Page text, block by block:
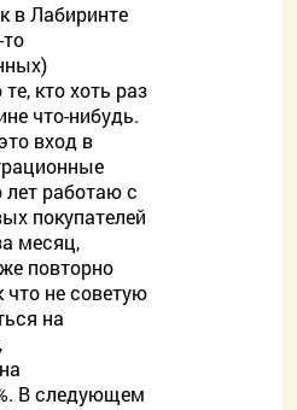
в Лабиринте
кто хоть раз
что-нибудь.
вход в
работаю с
покупателей
месяц,
повторно
не советую
на
В следующем